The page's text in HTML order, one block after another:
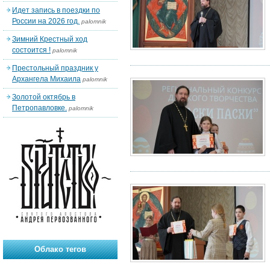
Идет запись в поездки по
России на 2026 год. palomnik
Зимний Крестный ход
состоится ! palomnik
Престольный праздник у
Архангела Михаила palomnik
Золотой октябрь в
Петропавловке. palomnik
Облако тегов